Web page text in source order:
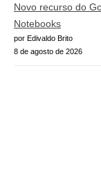
Novo recurso do
Notebooks
por Edivaldo Brito
8 de agosto de 2026